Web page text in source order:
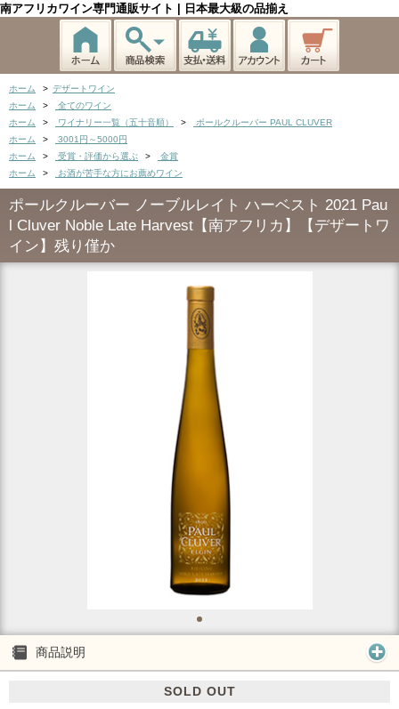
南アフリカワイン専門通販サイト | 日本最大級の品揃え
ホーム > デザートワイン
ホーム
>
全てのワイン
ホーム
> ワイナリー一覧（五十音順） >
ポールクルーバー PAUL CLUVER
ホーム
>
3001円～5000円
ホーム
> 受賞・評価から選ぶ >
金賞
ホーム
> お酒が苦手な方にお薦めワイン
ポールクルーバー ノーブルレイト ハーベスト 2021 Pau
l Cluver Noble Late Harvest【南アフリカ】【デザートワ
イン】残り僅か
商品説明
SOLD OUT